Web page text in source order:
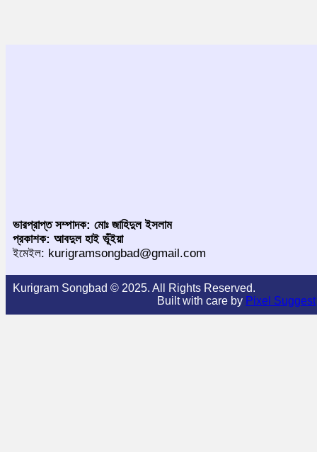
ভারপ্রাপ্ত সম্পাদক: মোঃ জাহিদুল ইসলাম
প্রকাশক: আবদুল হাই ভূঁইয়া
ইমেইল: kurigramsongbad@gmail.com
Kurigram Songbad © 2025. All Rights Reserved.
Built with care by Pixel Suggest